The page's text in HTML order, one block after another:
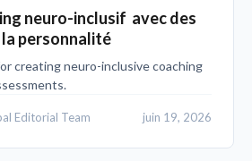
neuro-inclusif avec des
personnalité
creating neuro-inclusive coaching
Editorial Team juin 19, 2026